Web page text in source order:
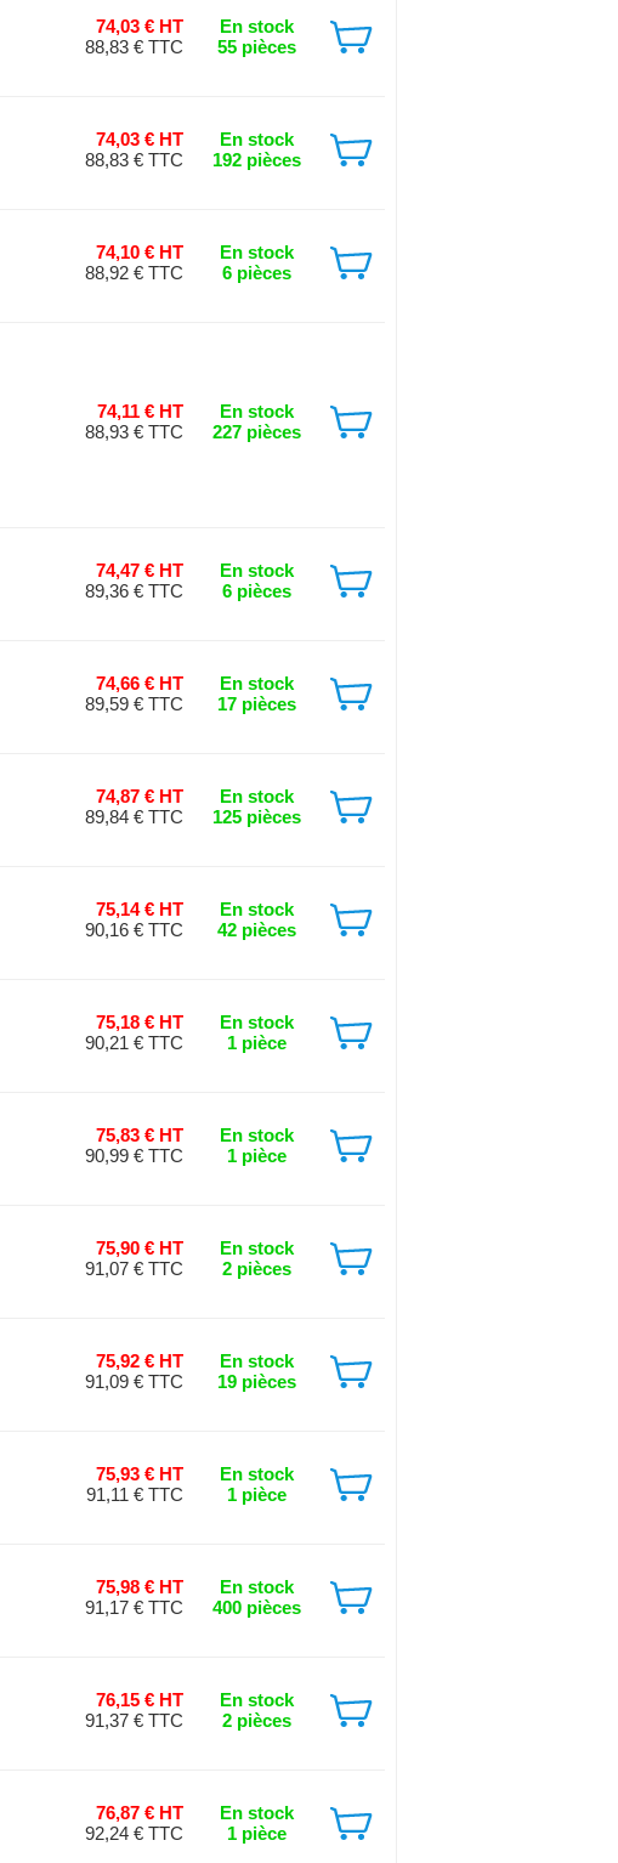
74,03 € HT
88,83 € TTC
En stock
55 pièces
74,03 € HT
88,83 € TTC
En stock
192 pièces
74,10 € HT
88,92 € TTC
En stock
6 pièces
74,11 € HT
88,93 € TTC
En stock
227 pièces
74,47 € HT
89,36 € TTC
En stock
6 pièces
74,66 € HT
89,59 € TTC
En stock
17 pièces
74,87 € HT
89,84 € TTC
En stock
125 pièces
75,14 € HT
90,16 € TTC
En stock
42 pièces
75,18 € HT
90,21 € TTC
En stock
1 pièce
75,83 € HT
90,99 € TTC
En stock
1 pièce
75,90 € HT
91,07 € TTC
En stock
2 pièces
75,92 € HT
91,09 € TTC
En stock
19 pièces
75,93 € HT
91,11 € TTC
En stock
1 pièce
75,98 € HT
91,17 € TTC
En stock
400 pièces
76,15 € HT
91,37 € TTC
En stock
2 pièces
76,87 € HT
92,24 € TTC
En stock
1 pièce